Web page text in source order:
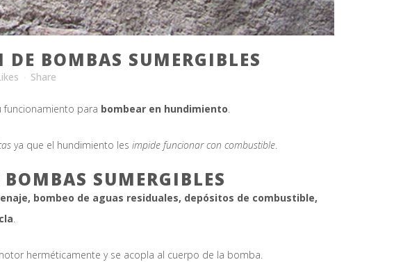
BOMBAS SUMERGIBLES
Share
funcionamiento para bombear en hundimiento.
ya que el hundimiento les impide funcionar con combustible.
SUMERGIBLES
bombeo de aguas residuales, depósitos de combustible,
.
herméticamente y se acopla al cuerpo de la bomba.